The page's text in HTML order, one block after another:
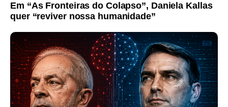
Em “As Fronteiras do Colapso”, Daniela Kallas
quer “reviver nossa humanidade”